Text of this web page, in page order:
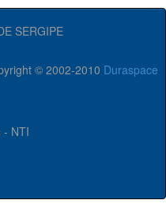
SERGIPE
© 2002-2010 Duraspace
- NTI